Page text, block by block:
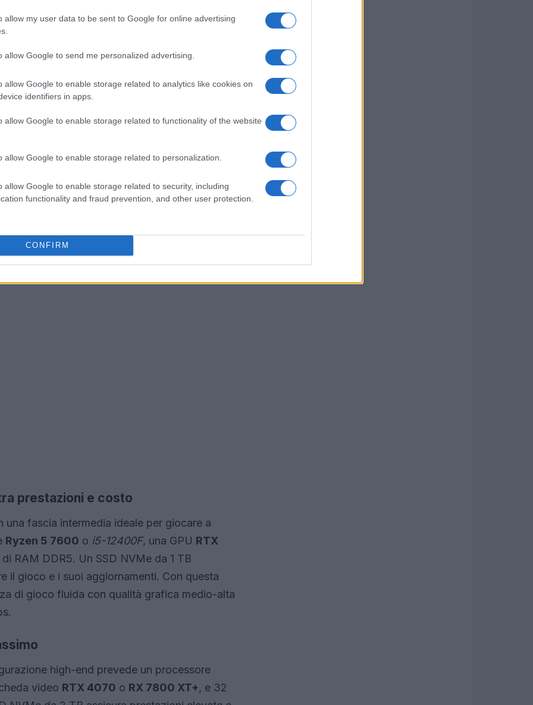
allow my user data to be sent to Google for online advertising
allow Google to send me personalized advertising.
allow Google to enable storage related to analytics like cookies on
identifiers in apps.
allow Google to enable storage related to functionality of the website
allow Google to enable storage related to personalization.
allow Google to enable storage related to security, including
functionality and fraud prevention, and other user protection.
CONFIRM
diversi budget
ottimizzate per diverse fasce di prezzo e
per adattarsi a vari stili di gioco e
con un budget limitato. Comprende un
, una scheda video come laGTX 1050 Tio
NVMe da 500 GB completerà il setup.
visivo.
prestazioni e costo
fascia intermedia ideale per giocare a
Ryzen 5 7600 o i5-12400F, una GPU RTX
RAM DDR5. Un SSD NVMe da 1 TB
il gioco e i suoi aggiornamenti. Con questa
di gioco fluida con qualità grafica medio-alta
high-end prevede un processore
video RTX 4070 o RX 7800 XT+, e 32